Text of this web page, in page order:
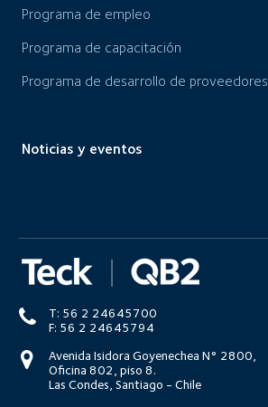
Programa de empleo
Programa de capacitación
Programa de desarrollo de proveedores
Noticias y eventos
T: 56 2 24645700
F: 56 2 24645794
Avenida Isidora Goyenechea N° 2800,
Oficina 802, piso 8.
Las Condes, Santiago - Chile